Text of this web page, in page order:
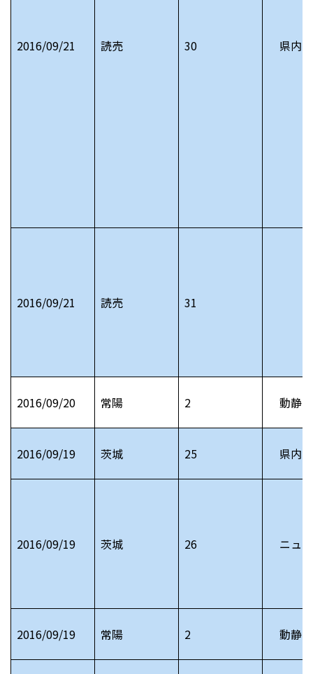
2016/09/21 読売 30 県内
2016/09/21 読売 31
2016/09/20 常陽 2 動静
2016/09/19 茨城 25 県内
2016/09/19 茨城 26 ニュ
2016/09/19 常陽 2 動静